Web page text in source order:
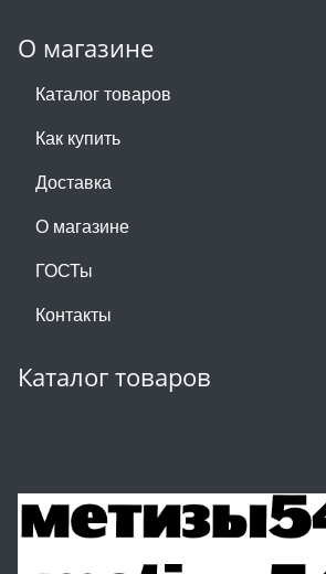
О магазине
Каталог товаров
Как купить
Доставка
О магазине
ГОСТы
Контакты
Каталог товаров